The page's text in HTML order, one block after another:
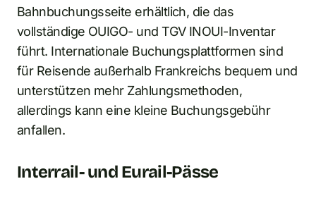
Bahnbuchungsseite erhältlich, die das
vollständige OUIGO- und TGV INOUI-Inventar
führt. Internationale Buchungsplattformen sind
für Reisende außerhalb Frankreichs bequem und
unterstützen mehr Zahlungsmethoden,
allerdings kann eine kleine Buchungsgebühr
anfallen.
Interrail- und Eurail-Pässe